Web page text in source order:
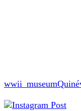
wwii_museum